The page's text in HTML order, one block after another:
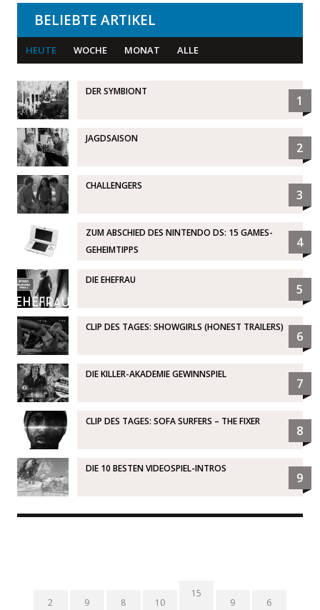
BELIEBTE ARTIKEL
HEUTE WOCHE MONAT ALLE
DER SYMBIONT
1
JAGDSAISON
2
CHALLENGERS
3
ZUM ABSCHIED DES NINTENDO DS: 15 GAMES-
GEHEIMTIPPS
4
DIE EHEFRAU
5
CLIP DES TAGES: SHOWGIRLS (HONEST TRAILERS)
6
DIE KILLER-AKADEMIE GEWINNSPIEL
7
CLIP DES TAGES: SOFA SURFERS – THE FIXER
8
DIE 10 BESTEN VIDEOSPIEL-INTROS
9
2
9
8
10
15
9
6